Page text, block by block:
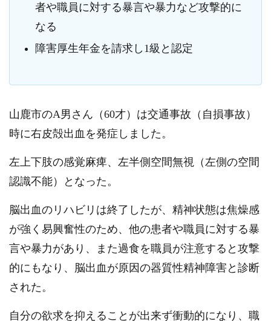
者や職員に対する暴言や暴力など攻撃的に
なる
障害厚生年金を請求し1級と認定
山鹿市のA男さん（60才）は交通事故（自損事故）
時に右皮殻出血を発症しました。
左上下肢の感覚麻痺、左半側空間無視（左側の空間
認識不能）となった。
脳出血のリハビリは終了したが、精神状態は焦燥感
が強く易興奮性のため、他の患者や職員に対する暴
言や暴力があり、また過食を職員が注意すると攻撃
的にもなり、脳出血が原因の器質性精神障害と診断
された。
自分の欲求を抑えることが出来ず衝動的になり、職